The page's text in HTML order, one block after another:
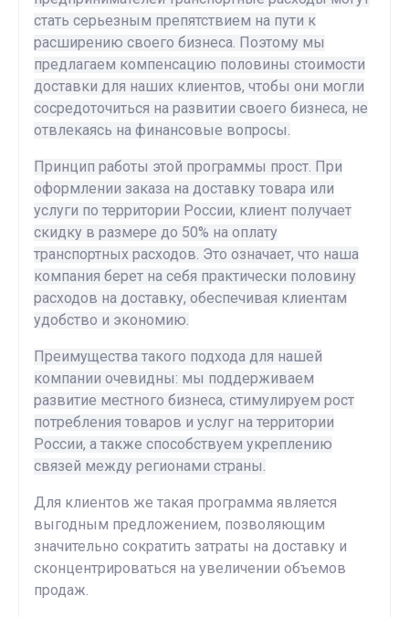
стать серьезным препятствием на пути к
расширению своего бизнеса. Поэтому мы
предлагаем компенсацию половины стоимости
доставки для наших клиентов, чтобы они могли
сосредоточиться на развитии своего бизнеса, не
отвлекаясь на финансовые вопросы.
Принцип работы этой программы прост. При
оформлении заказа на доставку товара или
услуги по территории России, клиент получает
скидку в размере до 50% на оплату
транспортных расходов. Это означает, что наша
компания берет на себя практически половину
расходов на доставку, обеспечивая клиентам
удобство и экономию.
Преимущества такого подхода для нашей
компании очевидны: мы поддерживаем
развитие местного бизнеса, стимулируем рост
потребления товаров и услуг на территории
России, а также способствуем укреплению
связей между регионами страны.
Для клиентов же такая программа является
выгодным предложением, позволяющим
значительно сократить затраты на доставку и
сконцентрироваться на увеличении объемов
продаж.